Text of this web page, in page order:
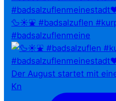
🦆☀️⛲ #badsalzuflen
#badsalzuflenmeine
Der August startet mit
Kn